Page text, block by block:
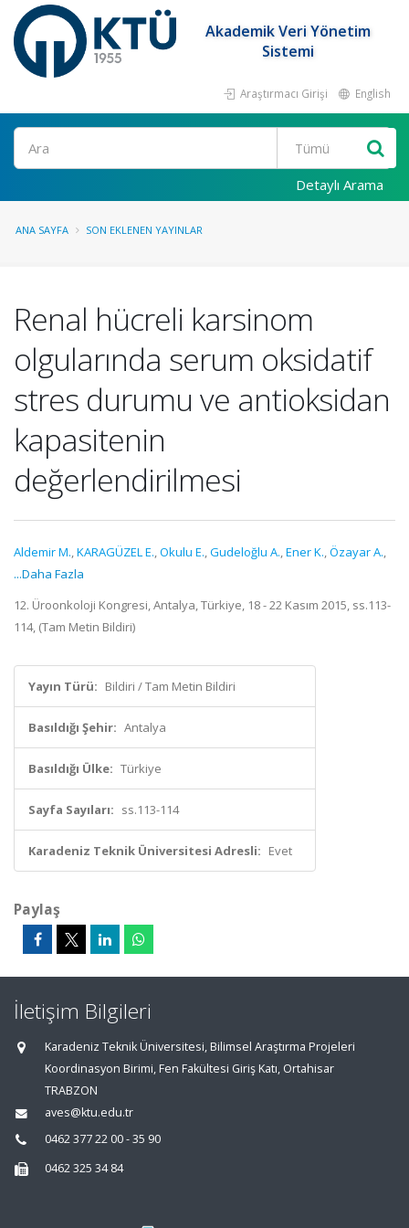
Akademik Veri Yönetim
Sistemi
Araştırmacı Girişi English
Ara
Detaylı Arama
ANA SAYFA SON EKLENEN YAYINLAR
Renal hücreli karsinom
olgularında serum oksidatif
stres durumu ve antioksidan
kapasitenin
değerlendirilmesi
Aldemir M.,KARAGÜZEL E.,Okulu E.,Gudeloğlu A.,Ener K.,Özayar A.,
...Daha Fazla
12. Üroonkoloji Kongresi, Antalya, Türkiye, 18 - 22 Kasım 2015, ss.113-
114, (Tam Metin Bildiri)
Yayın Türü: Bildiri / Tam Metin Bildiri
Basıldığı Şehir: Antalya
Basıldığı Ülke: Türkiye
Sayfa Sayıları: ss.113-114
Karadeniz Teknik Üniversitesi Adresli: Evet
Paylaş
İletişim Bilgileri
Karadeniz Teknik Üniversitesi, Bilimsel Araştırma Projeleri
Koordinasyon Birimi, Fen Fakültesi Giriş Katı, Ortahisar
TRABZON
aves@ktu.edu.tr
0462 377 22 00 - 35 90
0462 325 34 84